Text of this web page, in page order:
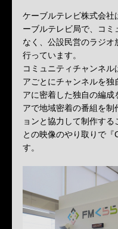
ケーブルテレビ株式会社
ーブルテレビ局で、コ
なく、公設民営のラジ
行っています。
コミュニティチャンネ
アごとにチャンネルを独
アに密着した独自の編成
アで地域密着の番組を
ョンと協力して制作す
との映像のやり取りで
す。